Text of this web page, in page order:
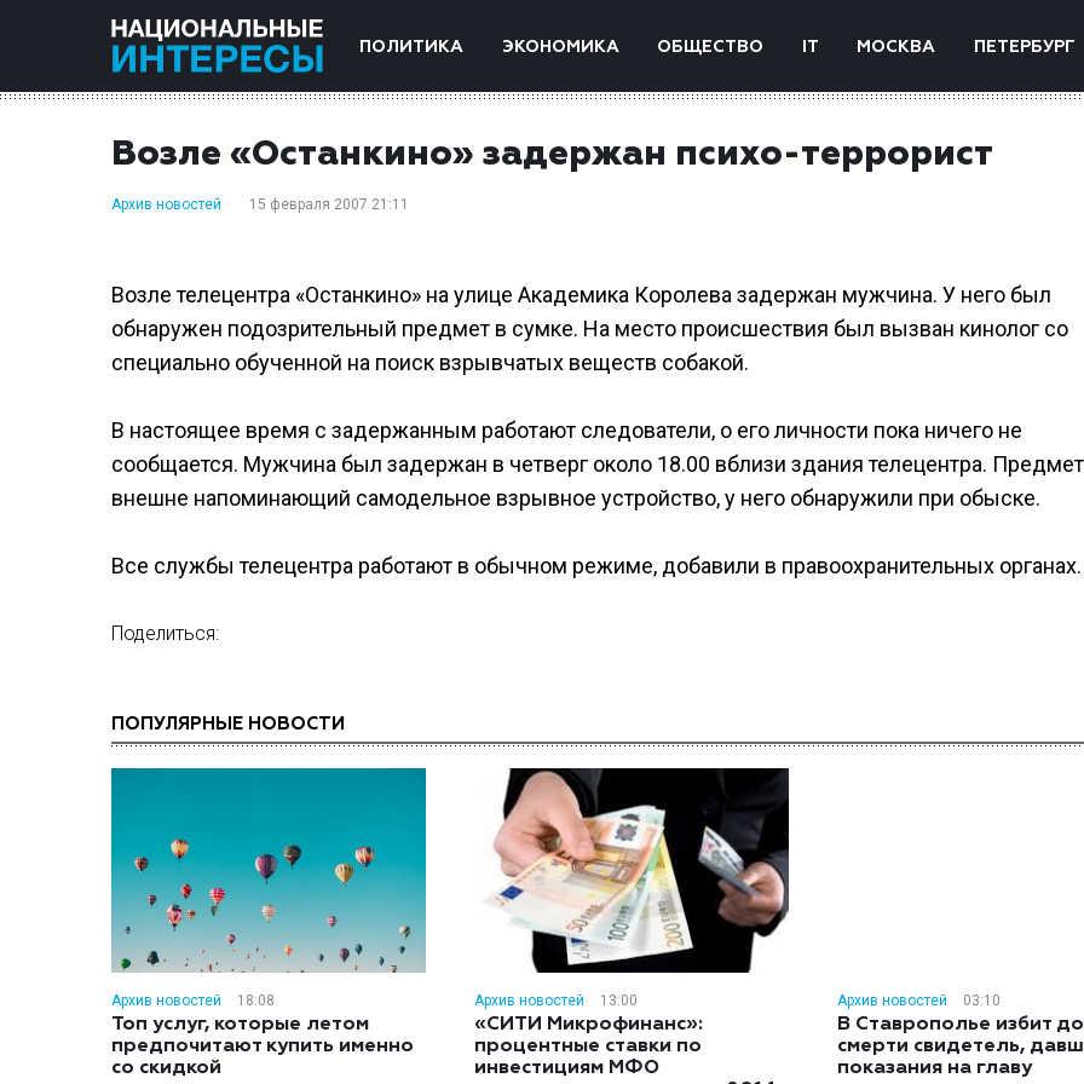
ПОЛИТИКА ЭКОНОМИКА ОБЩЕСТВО IT МОСКВА ПЕТЕРБУРГ
Возле «Останкино» задержан психо-террорист
Архив новостей 15 февраля 2007 21:11
Возле телецентра «Останкино» на улице Академика Королева задержан мужчина. У него был
обнаружен подозрительный предмет в сумке. На место происшествия был вызван кинолог со
специально обученной на поиск взрывчатых веществ собакой.
В настоящее время с задержанным работают следователи, о его личности пока ничего не
сообщается. Мужчина был задержан в четверг около 18.00 вблизи здания телецентра.
внешне напоминающий самодельное взрывное устройство, у него обнаружили при обыске.
Все службы телецентра работают в обычном режиме, добавили в правоохранительных органах.
Поделиться:
ПОПУЛЯРНЫЕ НОВОСТИ
Архив новостей 18:08
Топ услуг, которые летом
предпочитают купить именно
со скидкой
Архив новостей 13:00
«СИТИ Микрофинанс»:
процентные ставки по
инвестициям МФО
Архив новостей 03:10
В Ставрополье избит до
смерти свидетель,
показания на главу